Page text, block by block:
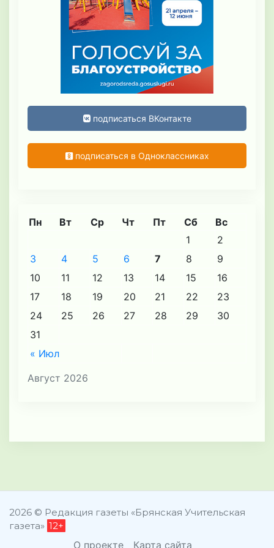
подписаться ВКонтакте
подписаться в Одноклассниках
Август 2026
Пн Вт Ср Чт Пт Сб Вс
« Июл
1
2
3
4 5 6 7 8
9
10
11 12 13 14 15
16
17
18 19 20 21 22
23
24
25 26 27 28 29
30
31
2026 © Редакция газеты «Брянская Учительская
газета» 12+
О проекте Карта сайта